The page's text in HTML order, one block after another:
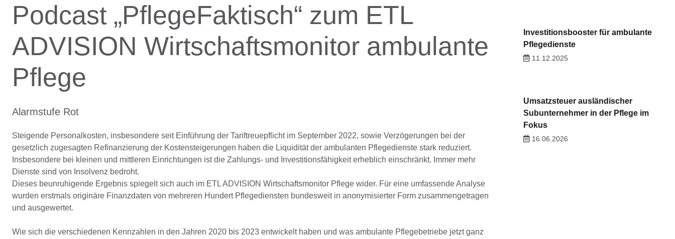
Podcast „PflegeFaktisch“ zum ETL
ADVISION Wirtschaftsmonitor ambulante
Pflege
Alarmstufe Rot
Steigende Personalkosten, insbesondere seit Einführung der Tariftreuepflicht im September 2022, sowie Verzögerungen bei der
gesetzlich zugesagten Refinanzierung der Kostensteigerungen haben die Liquidität der ambulanten Pflegedienste stark reduziert.
Insbesondere bei kleinen und mittleren Einrichtungen ist die Zahlungs- und Investitionsfähigkeit erheblich einschränkt. Immer mehr
Dienste sind von Insolvenz bedroht.
Dieses beunruhigende Ergebnis spiegelt sich auch im ETL ADVISION Wirtschaftsmonitor Pflege wider. Für eine umfassende Analyse
wurden erstmals originäre Finanzdaten von mehreren Hundert Pflegediensten bundesweit in anonymisierter Form zusammengetragen
und ausgewertet.
Wie sich die verschiedenen Kennzahlen in den Jahren 2020 bis 2023 entwickelt haben und was ambulante Pflegebetriebe jetzt ganz
Investitionsbooster für ambulante
Pflegedienste
11.12.2025
Umsatzsteuer ausländischer
Subunternehmer in der Pflege im
Fokus
16.06.2026